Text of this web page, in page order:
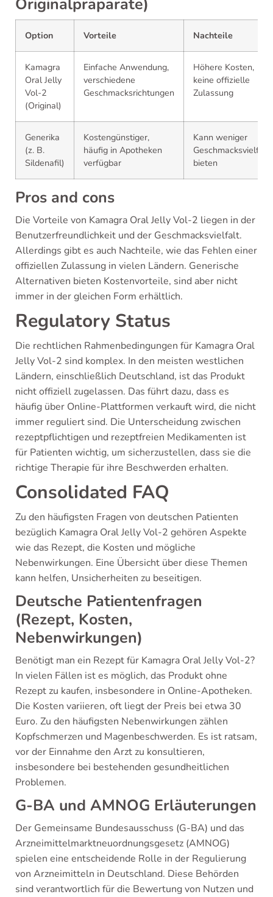
Originalpräparate)
Option Vorteile Nachteile
Kamagra
Oral Jelly
Vol-2
(Original)
Einfache Anwendung,
verschiedene
Geschmacksrichtungen
Höhere Kosten,
keine offizielle
Zulassung
Generika
(z. B.
Sildenafil)
Kostengünstiger,
häufig in Apotheken
verfügbar
Kann weniger
Geschmacksvielfalt
bieten
Pros and cons
Die Vorteile von Kamagra Oral Jelly Vol-2 liegen in der
Benutzerfreundlichkeit und der Geschmacksvielfalt.
Allerdings gibt es auch Nachteile, wie das Fehlen einer
offiziellen Zulassung in vielen Ländern. Generische
Alternativen bieten Kostenvorteile, sind aber nicht
immer in der gleichen Form erhältlich.
Regulatory Status
Die rechtlichen Rahmenbedingungen für Kamagra Oral
Jelly Vol-2 sind komplex. In den meisten westlichen
Ländern, einschließlich Deutschland, ist das Produkt
nicht offiziell zugelassen. Das führt dazu, dass es
häufig über Online-Plattformen verkauft wird, die nicht
immer reguliert sind. Die Unterscheidung zwischen
rezeptpflichtigen und rezeptfreien Medikamenten ist
für Patienten wichtig, um sicherzustellen, dass sie die
richtige Therapie für ihre Beschwerden erhalten.
Consolidated FAQ
Zu den häufigsten Fragen von deutschen Patienten
bezüglich Kamagra Oral Jelly Vol-2 gehören Aspekte
wie das Rezept, die Kosten und mögliche
Nebenwirkungen. Eine Übersicht über diese Themen
kann helfen, Unsicherheiten zu beseitigen.
Deutsche Patientenfragen
(Rezept, Kosten,
Nebenwirkungen)
Benötigt man ein Rezept für Kamagra Oral Jelly Vol-2?
In vielen Fällen ist es möglich, das Produkt ohne
Rezept zu kaufen, insbesondere in Online-Apotheken.
Die Kosten variieren, oft liegt der Preis bei etwa 30
Euro. Zu den häufigsten Nebenwirkungen zählen
Kopfschmerzen und Magenbeschwerden. Es ist ratsam,
vor der Einnahme den Arzt zu konsultieren,
insbesondere bei bestehenden gesundheitlichen
Problemen.
G-BA und AMNOG Erläuterungen
Der Gemeinsame Bundesausschuss (G-BA) und das
Arzneimittelmarktneuordnungsgesetz (AMNOG)
spielen eine entscheidende Rolle in der Regulierung
von Arzneimitteln in Deutschland. Diese Behörden
sind verantwortlich für die Bewertung von Nutzen und